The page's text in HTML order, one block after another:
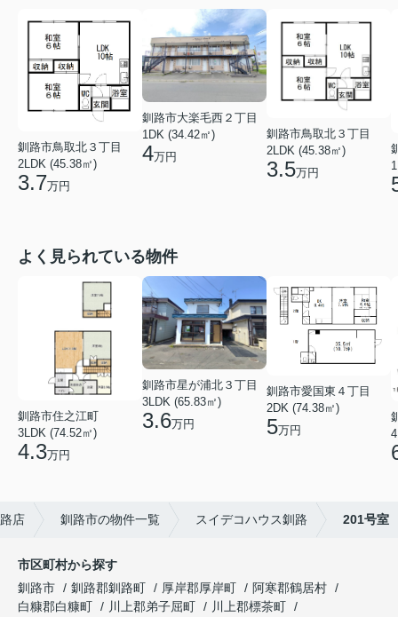
釧路市鳥取北３丁目
2LDK (45.38㎡)
3.7万円
釧路市大楽毛西２丁目
1DK (34.42㎡)
4万円
釧路市鳥取北３丁目
2LDK (45.38㎡)
3.5万円
よく見られている物件
釧路市住之江町
3LDK (74.52㎡)
4.3万円
釧路市星が浦北３丁目
3LDK (65.83㎡)
3.6万円
釧路市愛国東４丁目
2DK (74.38㎡)
5万円
店 釧路市の物件一覧 スイデコハウス釧路 201号室
市区町村から探す
釧路市
釧路郡釧路町 厚岸郡厚岸町
阿寒郡鶴居村
白糠郡白糠町
川上郡弟子屈町
川上郡標茶町